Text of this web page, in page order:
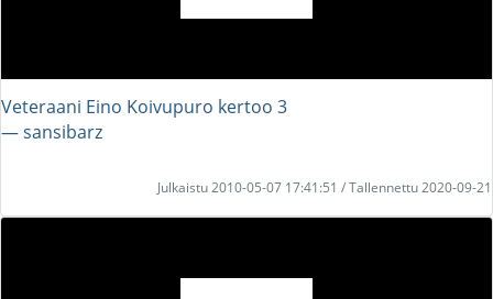
Veteraani Eino Koivupuro kertoo 3
― sansibarz
Julkaistu 2010-05-07 17:41:51 / Tallennettu 2020-09-21